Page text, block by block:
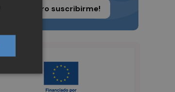
¡Quiero suscribirme!